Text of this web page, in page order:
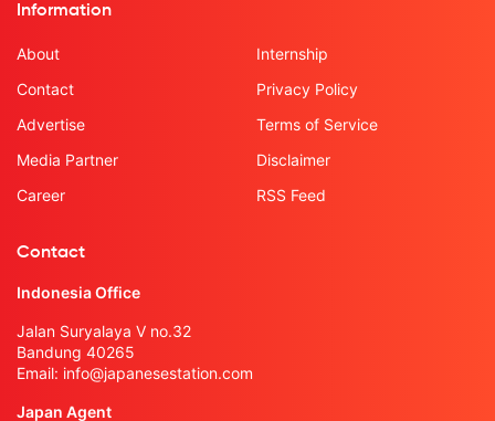
Information
About
Contact
Advertise
Media Partner
Career
Internship
Privacy Policy
Terms of Service
Disclaimer
RSS Feed
Contact
Indonesia Office
Jalan Suryalaya V no.32
Bandung 40265
Email: info@japanesestation.com
Japan Agent